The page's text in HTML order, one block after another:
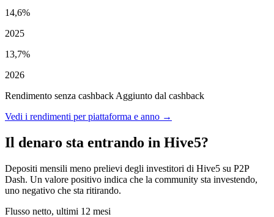
14,6%
2025
13,7%
2026
Rendimento senza cashback Aggiunto dal cashback
Vedi i rendimenti per piattaforma e anno →
Il denaro sta entrando in Hive5?
Depositi mensili meno prelievi degli investitori di Hive5 su P2P
Dash. Un valore positivo indica che la community sta investendo,
uno negativo che sta ritirando.
Flusso netto, ultimi 12 mesi